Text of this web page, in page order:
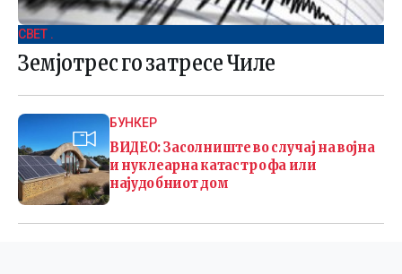
СВЕТ .
Земјотрес го затресе Чиле
БУНКЕР
ВИДЕО: Засолниште во случај на војна
и нуклеарна катастрофа или
најудобниот дом